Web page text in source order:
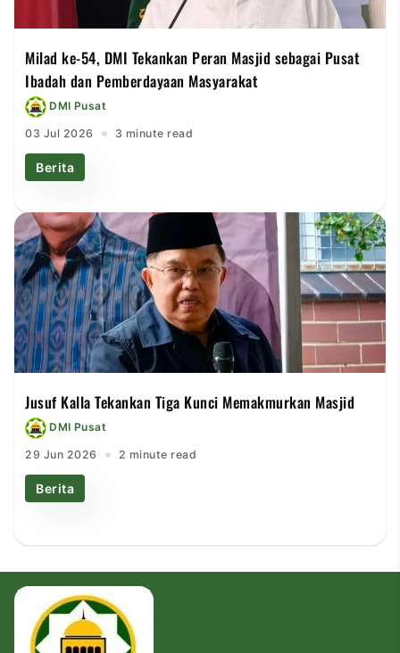
Milad ke-54, DMI Tekankan Peran Masjid sebagai Pusat
Ibadah dan Pemberdayaan Masyarakat
DMI Pusat
03 Jul 2026 3 minute read
Berita
Jusuf Kalla Tekankan Tiga Kunci Memakmurkan Masjid
DMI Pusat
29 Jun 2026 2 minute read
Berita